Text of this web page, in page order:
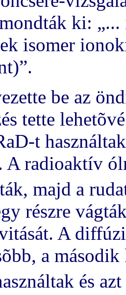
ki:
isomer
be az
tette
t
A radioaktív
majd a
részre
A
a
és